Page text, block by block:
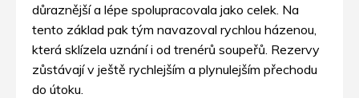
důraznější a lépe spolupracovala jako celek. Na
tento základ pak tým navazoval rychlou házenou,
která sklízela uznání i od trenérů soupeřů. Rezervy
zůstávají v ještě rychlejším a plynulejším přechodu
do útoku.